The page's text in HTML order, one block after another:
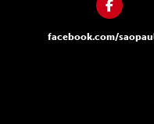
facebook.com/